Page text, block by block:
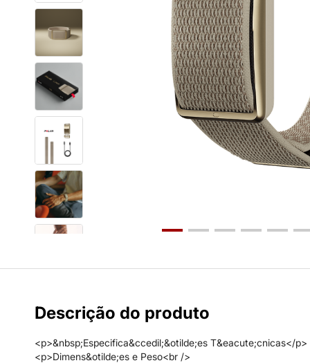
Descrição do produto
<p>&nbsp;Especifica&ccedil;&otilde;es T&eacute;cnicas</p>
<p>Dimens&otilde;es e Peso<br />